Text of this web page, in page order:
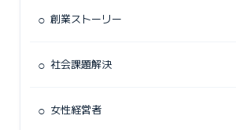
○ 創業ストーリー
○ 社会課題解決
○ 女性経営者